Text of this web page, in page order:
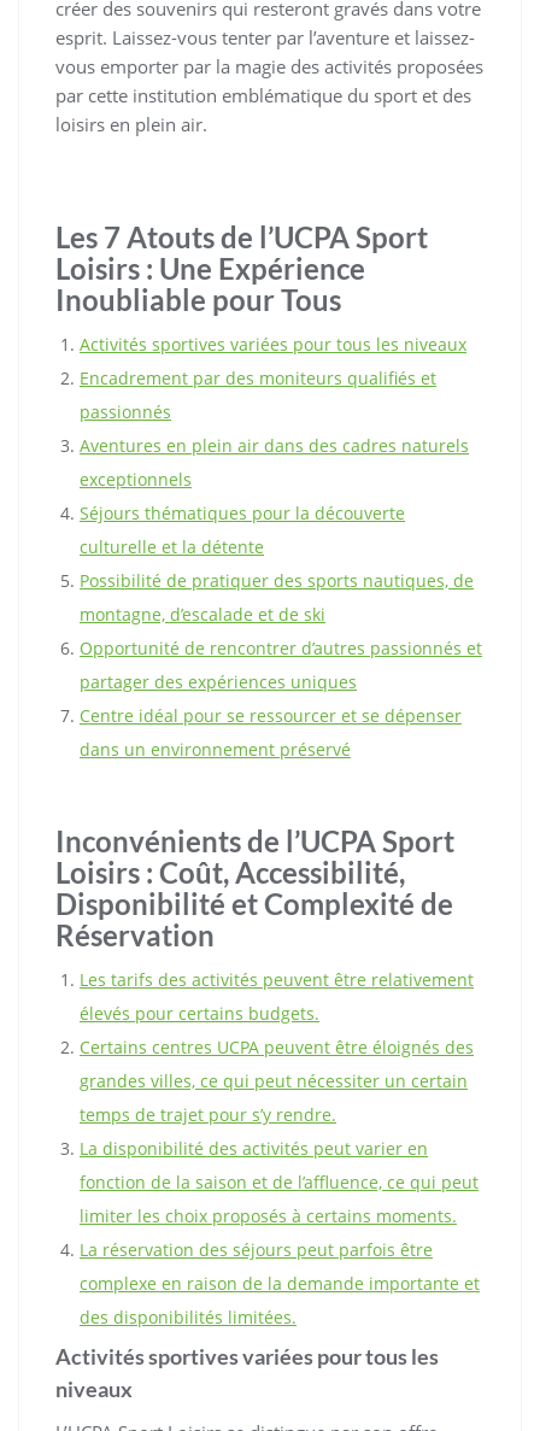
créer des souvenirs qui resteront gravés dans votre
esprit. Laissez-vous tenter par l’aventure et laissez-
vous emporter par la magie des activités proposées
par cette institution emblématique du sport et des
loisirs en plein air.
Les 7 Atouts de l’UCPA Sport
Loisirs : Une Expérience
Inoubliable pour Tous
Activités sportives variées pour tous les niveaux
Encadrement par des moniteurs qualifiés et
passionnés
Aventures en plein air dans des cadres naturels
exceptionnels
Séjours thématiques pour la découverte
culturelle et la détente
Possibilité de pratiquer des sports nautiques, de
montagne, d’escalade et de ski
Opportunité de rencontrer d’autres passionnés et
partager des expériences uniques
Centre idéal pour se ressourcer et se dépenser
dans un environnement préservé
Inconvénients de l’UCPA Sport
Loisirs : Coût, Accessibilité,
Disponibilité et Complexité de
Réservation
Les tarifs des activités peuvent être relativement
élevés pour certains budgets.
Certains centres UCPA peuvent être éloignés des
grandes villes, ce qui peut nécessiter un certain
temps de trajet pour s’y rendre.
La disponibilité des activités peut varier en
fonction de la saison et de l’affluence, ce qui peut
limiter les choix proposés à certains moments.
La réservation des séjours peut parfois être
complexe en raison de la demande importante et
des disponibilités limitées.
Activités sportives variées pour tous les
niveaux